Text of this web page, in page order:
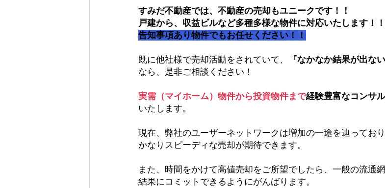
すみだ不動産では、不動産の売却もユニークです！！
戸建から、収益ビルなど多種多様な物件に対応いたします！！
告知事項あり物件でもお任せください！！
既に他社様で売却活動をされていて、 『なかなか結果が出ない
なら、是非ご相談ください！
実需（マイホーム）物件から投資物件まで経験豊富なコンサ
いたします。
現在、弊社のユーザーネットワークは増加の一途を辿ってお
かなりスピーディな売却が期待できます。
また、時間をかけて高値売却をご所望でしたら、一般の流通
結果にコミットできるようにがんばります。